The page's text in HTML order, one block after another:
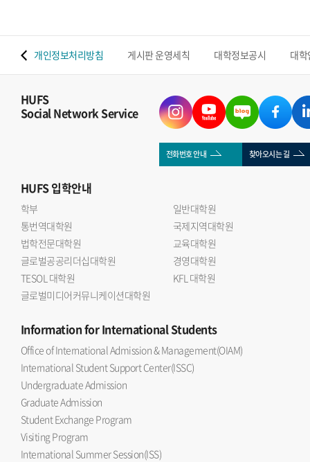
개인정보처리방침 게시판 운영세칙 대학정보공시 대
HUFS
Social Network Service
전화번호 안내 찾아오시는 길
HUFS입학안내
학부
일반대학원
통번역대학원
국제지역대학원
법학전문대학원
교육대학원
글로벌공공리더십대학원
경영대학원
TESOL 대학원
KFL 대학원
글로벌미디어커뮤니케이션대학원
Informationfor International Students
Office of International Admission & Management(OIAM)
International Student Support Center(ISSC)
Undergraduate Admission
Graduate Admission
Student Exchange Program
Visiting Program
International Summer Session(ISS)